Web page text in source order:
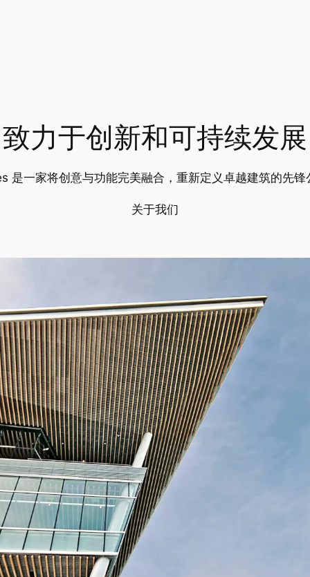
致力于创新和可持续发展
是一家将创意与功能完美融合，重新定义卓越建筑的先锋
关于我们